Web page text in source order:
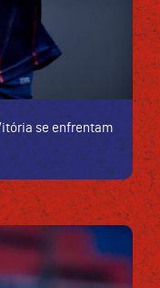
se enfrentam